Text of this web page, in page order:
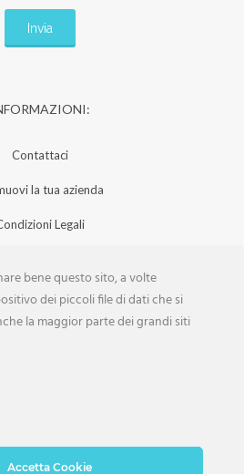
Contattaci
la tua azienda
Legali
Iscrizione Aziende
la Rivista
bene questo sito, a volte
dei piccoli file di dati che si
la maggior parte dei grandi siti
Accetta Cookie